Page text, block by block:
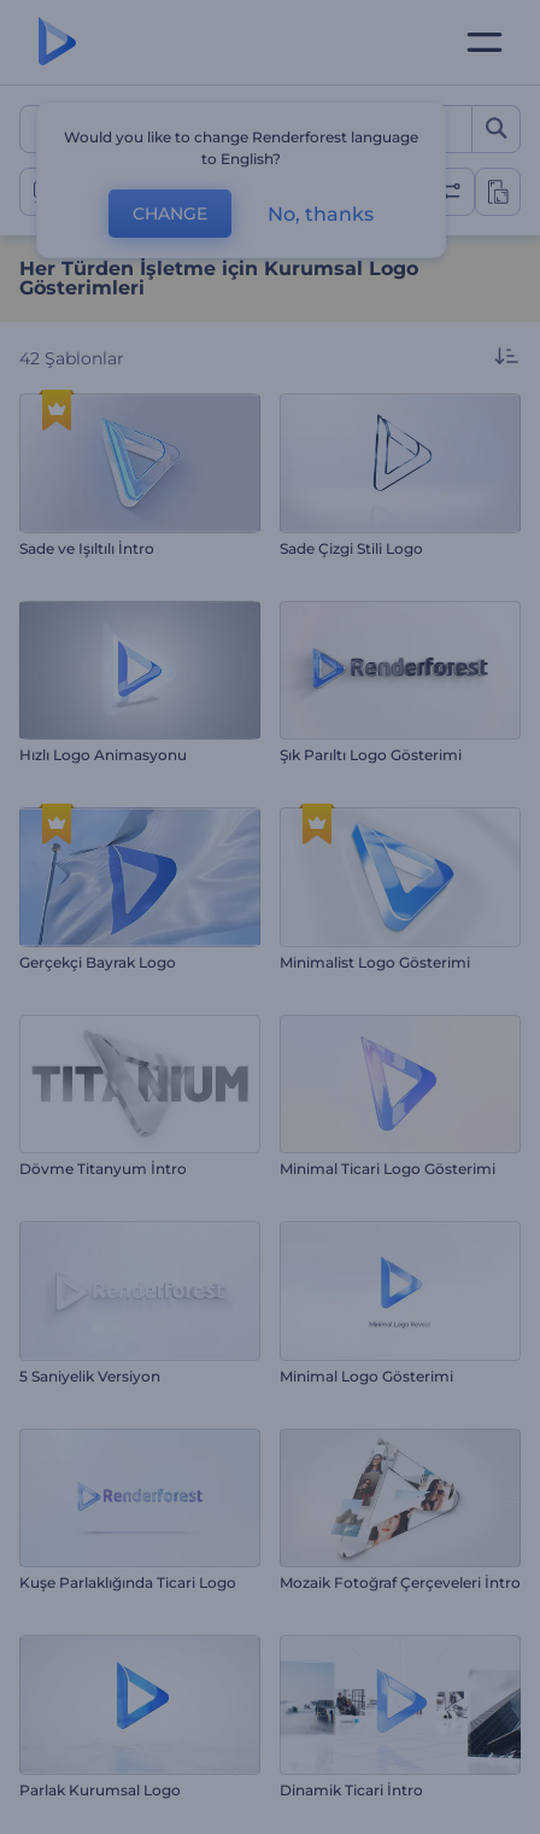
Her Türden İşletme için
Kurumsal Logo Gösterimleri
Her Türden İşletme için Kurumsal Logo
Gösterimleri
42 Şablonlar
Sade ve Işıltılı İntro Sade Çizgi Stili Logo
Hızlı Logo Animasyonu Şık Parıltı Logo Gösterimi
Gerçekçi Bayrak Logo Minimalist Logo Gösterimi
Dövme Titanyum İntro Minimal Ticari Logo Gösterimi
5 Saniyelik Versiyon Minimal Logo Gösterimi
Kuşe Parlaklığında Ticari Logo Mozaik Fotoğraf Çerçeveleri İntro
Parlak Kurumsal Logo Dinamik Ticari İntro
Would you like to change Renderforest language
to English?
CHANGE No, thanks